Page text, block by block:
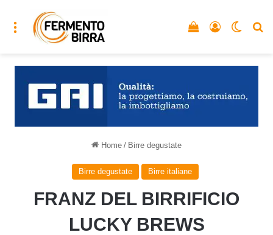
Menu Accedi
Vedi il carrello
Home / Birre degustate
Birre degustate Birre italiane
FRANZ DEL BIRRIFICIO
LUCKY BREWS